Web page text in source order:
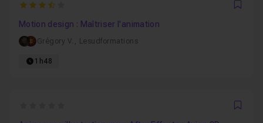
3.952380952381
Motion design : Maîtriser l'animation
Grégory V. , Lesudformations
1h48